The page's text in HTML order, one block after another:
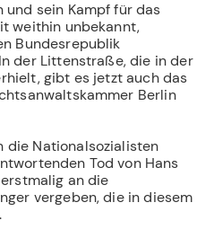
und sein Kampf für das
weithin unbekannt,
Bundesrepublik
der Littenstraße, die in der
gibt es jetzt auch das
Berlin
die Nationalsozialisten
Tod von Hans
an die
vergeben, die in diesem